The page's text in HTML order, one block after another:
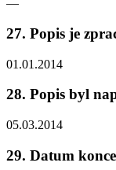
—
27. Popis je
01.01.2014
28. Popis byl
05.03.2014
29. Datum